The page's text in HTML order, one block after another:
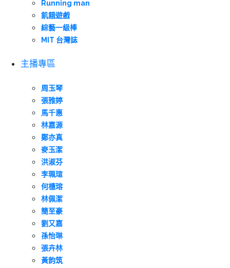
Running man
飢餓遊戲
綜藝一級棒
MIT 台灣誌
主播專區
周玉琴
張雅婷
馬千惠
林嘉源
鄭亦真
麥玉潔
洪淑芬
李珮瑄
何橞瑢
林佩潔
簡至豪
劉又嘉
孫怡琳
張卉林
黃韵筑